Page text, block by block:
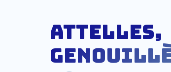
Attelles,